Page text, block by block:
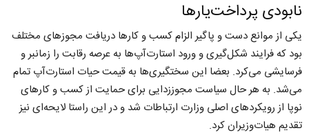
نابودی پرداخت‌یارها
یکی از موانع دست و پاگیر الزام کسب و کارها دریافت مجوزهای مختلف
بود که فرایند شکل‌گیری و ورود استارت‌آپ‌ها به عرصه رقابت را زمانبر و
فرسایشی می‌کرد. بعضا این سختگیری‌ها به قیمت حیات استارت‌آپ تمام
می‌شد. به هر حال سیاست مجوززدایی برای حمایت از کسب و کارهای
نوپا از رویکردهای اصلی وزارت ارتباطات شد و در این راستا لایحه‌ای نیز
تقدیم هیات‌وزیران کرد.